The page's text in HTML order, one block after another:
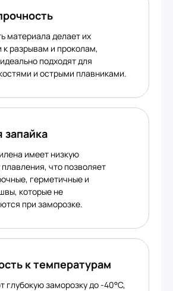
материала делает их
разрывам и проколам,
подходят для
и острыми плавниками.
имеет низкую
что позволяет
герметичные и
которые не
при заморозке.
к температурам
глубокую заморозку до -40°C,